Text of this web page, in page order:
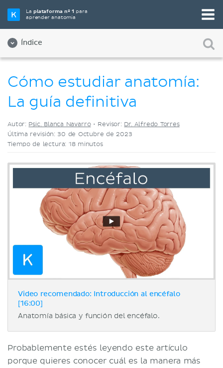
Laplataforma nº 1 para
aprender anatomía
Índice
Elige tu herramienta de estudio favorita
Videos
Cómo estudiar anatomía:
La guía definitiva
Autor: Psic. Blanca Navarro• Revisor: Dr. Alfredo Torres
Última revisión: 30 de Octubre de 2023
Tiempo de lectura: 18 minutos
Video recomendado: Introducción al encéfalo
[16:00]
Anatomía básica y función del encéfalo.
Probablemente estés leyendo este artículo
porque quieres conocer cuál es la manera más